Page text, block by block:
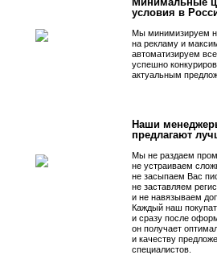
условия в
Мы минимизируем
на рекламу и
автоматизируем
успешно
актуальным
Наши
предлагают
Мы не раздаем
не устраиваем
не засыпаем Вас
не заставляем
и не навязываем
Каждый наш
и сразу после
он получает
и качеству
специалистов.